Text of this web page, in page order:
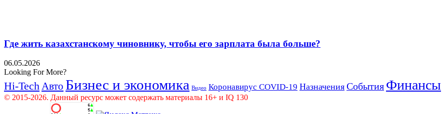
Где жить казахстанскому чиновнику, чтобы его зарплата была больше?
06.05.2026
Looking For More?
Hi-Tech Авто Бизнес и экономика Видео Коронавирус COVID-19 Назначения События Финансы
© 2015-2026. Данный ресурс может содержать материалы 16+ и IQ 130